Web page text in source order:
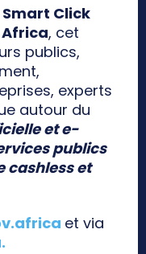
Smart Click
, cet
publics,
experts
autour du
et e-
publics
cashless et
et via
.